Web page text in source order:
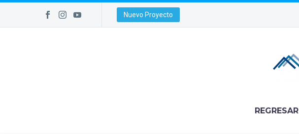
Nuevo Proyecto
REGRESAR